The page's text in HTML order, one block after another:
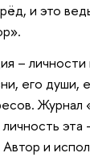
и это
– личности
его души,
Журнал
эта
и